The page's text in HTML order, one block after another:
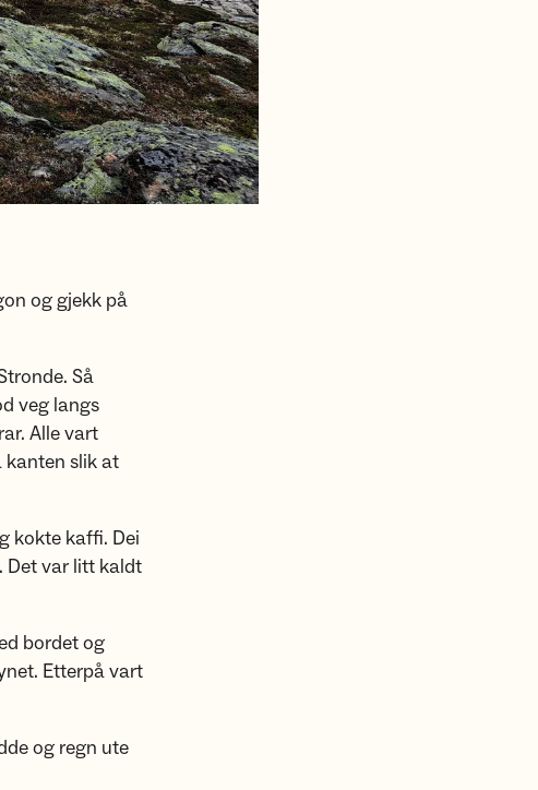
og gjekk på
Så
veg langs
Alle vart
kanten slik at
kokte kaffi. Dei
Det var litt kaldt
bordet og
Etterpå vart
og regn ute